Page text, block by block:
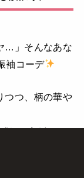
…」そんなあな
袖コーデ
つつ、柄の華や
“ちょうどいい